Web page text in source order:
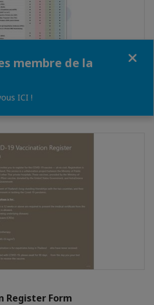
Register Form
membre de la
ICI !